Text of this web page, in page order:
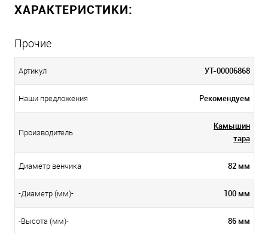
ХАРАКТЕРИСТИКИ:
Прочие
Артикул УТ-00006868
Наши предложения Рекомендуем
Производитель
Камышин
тара
Диаметр венчика 82 мм
-Диаметр (мм)- 100 мм
-Высота (мм)- 86 мм